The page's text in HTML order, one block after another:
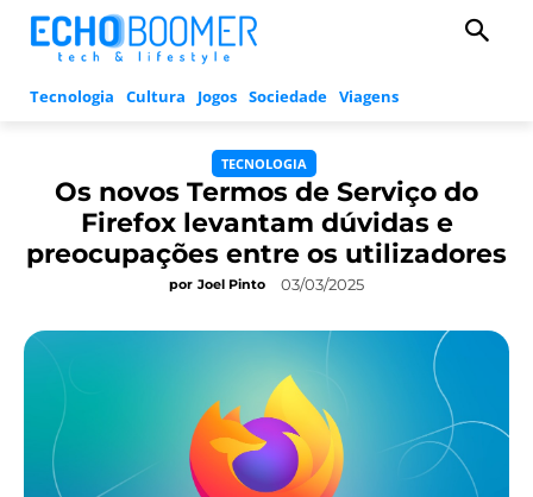
Tecnologia Cultura Jogos Sociedade Viagens
TECNOLOGIA
Os novos Termos de Serviço do
Firefox levantam dúvidas e
preocupações entre os utilizadores
por Joel Pinto 03/03/2025